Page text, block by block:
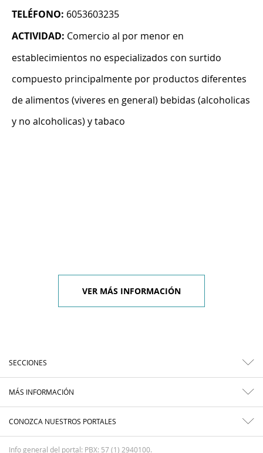
TELÉFONO: 6053603235
ACTIVIDAD: Comercio al por menor en
establecimientos no especializados con surtido
compuesto principalmente por productos diferentes
de alimentos (viveres en general) bebidas (alcoholicas
y no alcoholicas) y tabaco
VER MÁS INFORMACIÓN
SECCIONES
MÁS INFORMACIÓN
CONOZCA NUESTROS PORTALES
Info general del portal: PBX: 57 (1) 2940100.